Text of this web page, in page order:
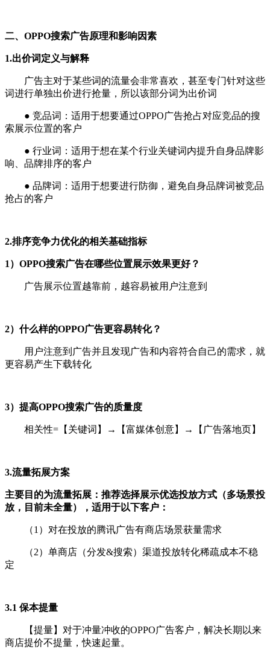
二、OPPO搜索广告原理和影响因素
1.出价词定义与解释
广告主对于某些词的流量会非常喜欢，甚至专门针对这些
词进行单独出价进行抢量，所以该部分词为出价词
● 竞品词：适用于想要通过OPPO广告抢占对应竞品的搜
索展示位置的客户
● 行业词：适用于想在某个行业关键词内提升自身品牌影
响、品牌排序的客户
● 品牌词：适用于想要进行防御，避免自身品牌词被竞品
抢占的客户
2.排序竞争力优化的相关基础指标
1）OPPO搜索广告在哪些位置展示效果更好？
广告展示位置越靠前，越容易被用户注意到
2）什么样的OPPO广告更容易转化？
用户注意到广告并且发现广告和内容符合自己的需求，就
更容易产生下载转化
3）提高OPPO搜索广告的质量度
相关性=【关键词】→【富媒体创意】→【广告落地页】
3.流量拓展方案
主要目的为流量拓展：推荐选择展示优选投放方式（多场景投
放，目前未全量），适用于以下客户：
（1）对在投放的腾讯广告有商店场景获量需求
（2）单商店（分发&搜索）渠道投放转化稀疏成本不稳
定
3.1 保本提量
【提量】对于冲量冲收的OPPO广告客户，解决长期以来
商店提价不提量，快速起量。